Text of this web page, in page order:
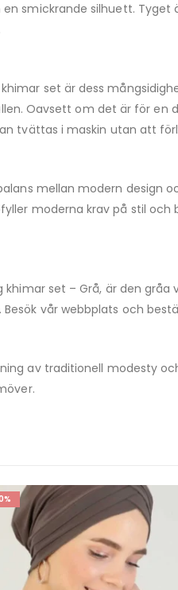
smickrande silhuett.
set är dess
Oavsett om det är för
tvättas i maskin utan att
mellan modern design
moderna krav på stil
set – Grå, är den
vår webbplats och
av traditionell modesty